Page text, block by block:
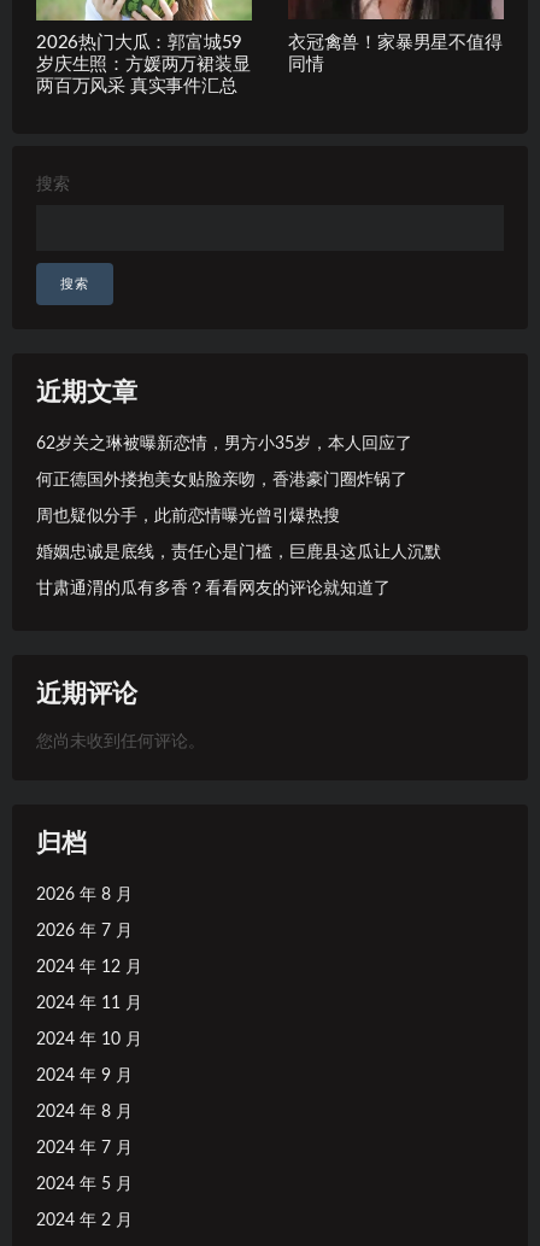
2026热门大瓜：郭富城59
岁庆生照：方媛两万裙装显
两百万风采 真实事件汇总
衣冠禽兽！家暴男星不值得
同情
搜索
搜索
近期文章
62岁关之琳被曝新恋情，男方小35岁，本人回应了
何正德国外搂抱美女贴脸亲吻，香港豪门圈炸锅了
周也疑似分手，此前恋情曝光曾引爆热搜
婚姻忠诚是底线，责任心是门槛，巨鹿县这瓜让人沉默
甘肃通渭的瓜有多香？看看网友的评论就知道了
近期评论
您尚未收到任何评论。
归档
2026 年 8 月
2026 年 7 月
2024 年 12 月
2024 年 11 月
2024 年 10 月
2024 年 9 月
2024 年 8 月
2024 年 7 月
2024 年 5 月
2024 年 2 月